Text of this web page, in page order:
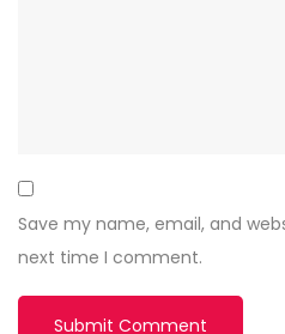
Save my name, email, and
next time I comment.